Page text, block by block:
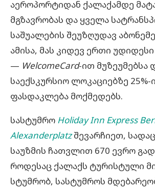
აეროპორტიდან ქალაქამდე
მგზავრობას და ყველა
საშუალების შეუზღუდავ
ამისა, მას კიდევ ერთი
— WelcomeCard-ით მუზეუმებსა
საექსკურსიო ლოკაციებზე 25%-
ფასდაკლება მოქმედებს.
სასტუმრო Holiday Inn Express
Alexanderplatzშევარჩიეთ,
საუზმის ჩათვლით 670 ევრო
როდესაც ქალაქს ტურისტული
სტუმრობ, სასტუმროს